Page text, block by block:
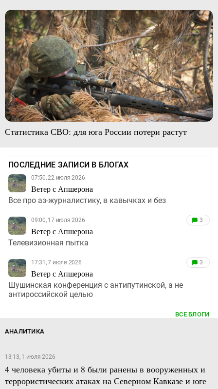
Статистика СВО: для юга России потери растут
ПОСЛЕДНИЕ ЗАПИСИ В БЛОГАХ
07:50, 22 июля 2026
Ветер с Апшерона
Все про аз-журналистику, в кавычках и без
09:00, 17 июля 2026
Ветер с Апшерона
3
Телевизионная пытка
17:31, 7 июля 2026
Ветер с Апшерона
3
Шушинская конференция с антипутинской, а не
антироссийской целью
ВСЕ БЛОГИ
АНАЛИТИКА
13:13, 1 июля 2026
4 человека убиты и 8 были ранены в вооруженных и
террористических атаках на Северном Кавказе и юге